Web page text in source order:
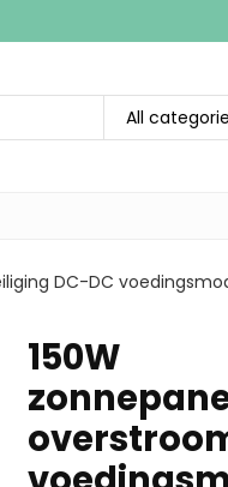
All
DC-DC
150W